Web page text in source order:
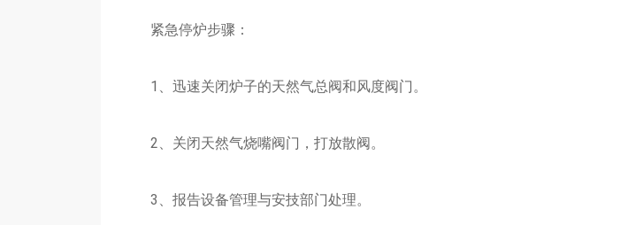
紧急停炉步骤：
1、迅速关闭炉子的天然气总阀和风度阀门。
2、关闭天然气烧嘴阀门，打放散阀。
3、报告设备管理与安技部门处理。